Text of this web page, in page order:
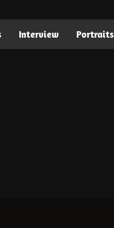
Interview Portraits